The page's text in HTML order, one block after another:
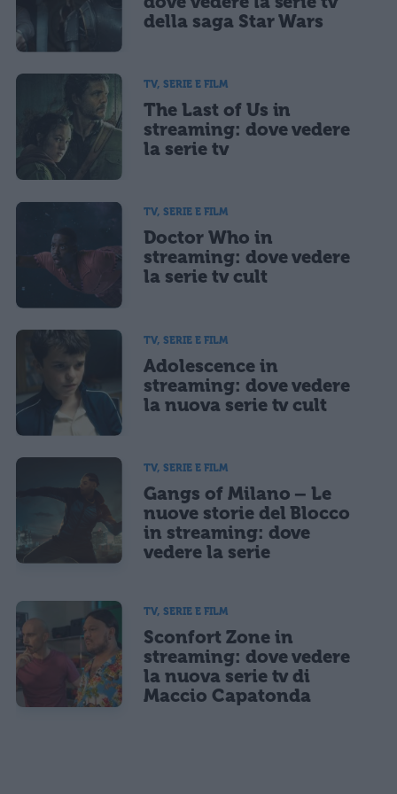
della saga Star Wars
TV, SERIE E FILM
The Last of Us in
streaming: dove vedere
la serie tv
TV, SERIE E FILM
Doctor Who in
streaming: dove vedere
la serie tv cult
TV, SERIE E FILM
Adolescence in
streaming: dove vedere
la nuova serie tv cult
TV, SERIE E FILM
Gangs of Milano – Le
nuove storie del Blocco
in streaming: dove
vedere la serie
TV, SERIE E FILM
Sconfort Zone in
streaming: dove vedere
la nuova serie tv di
Maccio Capatonda